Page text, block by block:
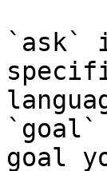
`ask`
`goal`
goal